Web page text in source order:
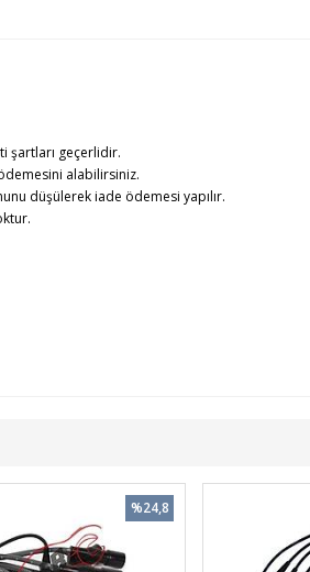
şartları geçerlidir.
alabilirsiniz.
düşülerek iade ödemesi yapılır.
%24,8